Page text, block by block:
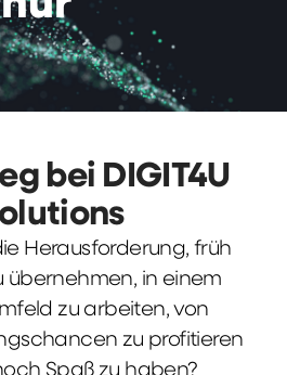
bei DIGIT4U
Herausforderung, früh
übernehmen, in einem
zu arbeiten, von
zu profitieren